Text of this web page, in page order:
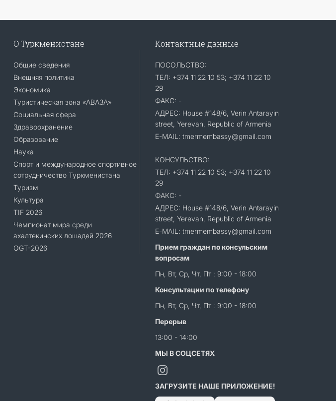
О Туркменистане
Общие сведения
Внешняя политика
Экономика
Туристическая зона «АВАЗА»
Социальная сфера
Здравоохранение
Образование
Наука
Спорт и международное спортивное
сотрудничество Туркменистана
Туризм
Культура
TIF 2026
Чемпионат мира среди
ахалтекинских лошадей 2026
OGT-2026
Контактные данные
ПОСОЛЬСТВО:
ТЕЛ: +374 11 22 10 53; +374 11 22 10
29
ФАКС: -
АДРЕС: House #148/6, Verin Antarayin
street, Yerevan, Republic of Armenia
E-MAIL: tmermembassy@gmail.com
КОНСУЛЬСТВО:
ТЕЛ: +374 11 22 10 53; +374 11 22 10
29
ФАКС: -
АДРЕС: House #148/6, Verin Antarayin
street, Yerevan, Republic of Armenia
E-MAIL: tmermembassy@gmail.com
Прием граждан по консульским
вопросам
Пн, Вт, Ср, Чт, Пт : 9:00 - 18:00
Консультации по телефону
Пн, Вт, Ср, Чт, Пт : 9:00 - 18:00
Перерыв
13:00 - 14:00
МЫ В СОЦСЕТЯХ
ЗАГРУЗИТЕ НАШЕ ПРИЛОЖЕНИЕ!